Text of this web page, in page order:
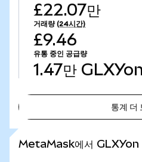
£22.07만
거래량 (24시간)
£9.46
유통 중인 공급량
1.47만 GLXYon
통계 더
MetaMask에서 GLXYon